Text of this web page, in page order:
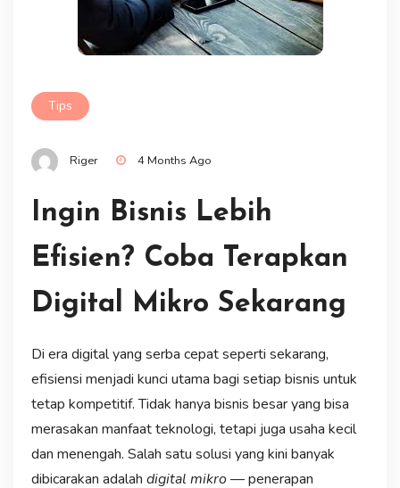
Tips
Riger 4 Months Ago
Ingin Bisnis Lebih
Efisien? Coba Terapkan
Digital Mikro Sekarang
Di era digital yang serba cepat seperti sekarang,
efisiensi menjadi kunci utama bagi setiap bisnis untuk
tetap kompetitif. Tidak hanya bisnis besar yang bisa
merasakan manfaat teknologi, tetapi juga usaha kecil
dan menengah. Salah satu solusi yang kini banyak
dibicarakan adalah digital mikro— penerapan